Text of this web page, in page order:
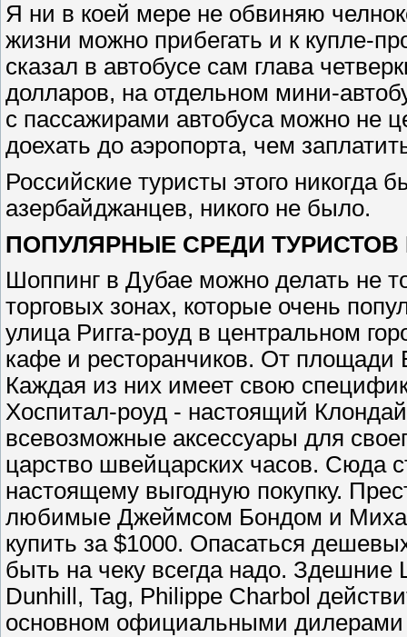
Я ни в коей мере не обвиняю
жизни можно прибегать и к купле-
сказал в автобусе сам глава
долларов, на отдельном мини-
с пассажирами автобуса можно не
доехать до аэропорта, чем
Российские туристы этого
азербайджанцев, никого не было.
ПОПУЛЯРНЫЕ СРЕДИ
Шоппинг в Дубае можно делать не
торговых зонах, которые очень
улица Ригга-роуд в центральном
кафе и ресторанчиков. От площади
Каждая из них имеет свою
Хоспитал-роуд - настоящий
всевозможные аксессуары для
царство швейцарских часов. Сюда
настоящему выгодную покупку.
любимые Джеймсом Бондом и
купить за $1000. Опасаться
быть на чеку всегда надо. Здешние
Dunhill, Tag, Philippe Charbol
основном официальными